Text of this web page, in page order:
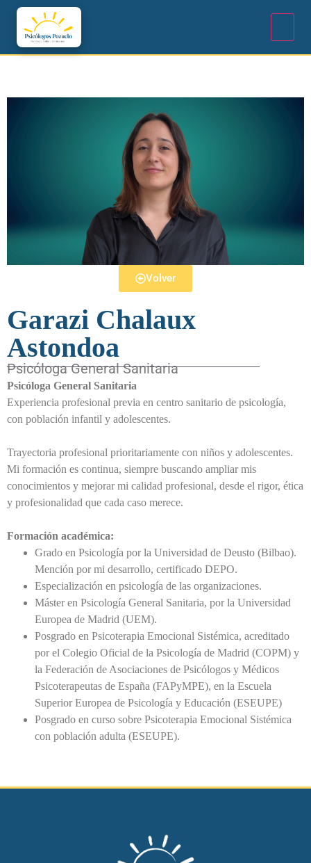
Volver
Garazi Chalaux
Astondoa
Psicóloga General Sanitaria
Psicóloga General Sanitaria
Experiencia profesional previa en centro sanitario de psicología,
con población infantil y adolescentes.
Trayectoria profesional prioritariamente con niños y adolescentes.
Mi formación es continua, siempre buscando ampliar mis
conocimientos y mejorar mi calidad profesional, desde el rigor, ética
y profesionalidad que cada caso merece.
Formación académica:
Grado en Psicología por la Universidad de Deusto (Bilbao).
Mención por mi desarrollo, certificado DEPO.
Especialización en psicología de las organizaciones.
Máster en Psicología General Sanitaria, por la Universidad
Europea de Madrid (UEM).
Posgrado en Psicoterapia Emocional Sistémica, acreditado
por el Colegio Oficial de la Psicología de Madrid (COPM) y
la Federación de Asociaciones de Psicólogos y Médicos
Psicoterapeutas de España (FAPyMPE), en la Escuela
Superior Europea de Psicología y Educación (ESEUPE)
Posgrado en curso sobre Psicoterapia Emocional Sistémica
con población adulta (ESEUPE).